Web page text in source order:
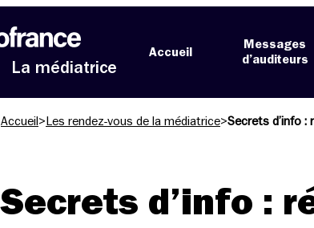
La médiatrice
Accueil
Messages
d’auditeurs
Accueil > Les rendez-vous de la médiatrice>Secrets d’info
Secrets d’info :